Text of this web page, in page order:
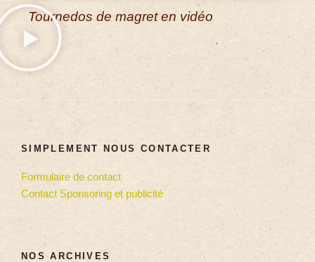
Tournedos de magret en vidéo
SIMPLEMENT NOUS CONTACTER
Formulaire de contact
Contact Sponsoring et publicité
NOS ARCHIVES